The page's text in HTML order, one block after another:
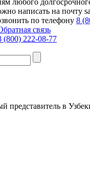
любого
написать на почту
по телефону 8
связь
(800) 222-08-77
представитель в